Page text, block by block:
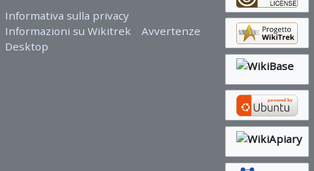
Informativa sulla privacy
Informazioni su Wikitrek
Avvertenze
Desktop